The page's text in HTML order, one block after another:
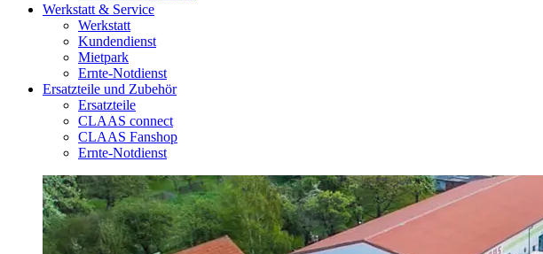
Werkstatt & Service
Werkstatt
Kundendienst
Mietpark
Ernte-Notdienst
Ersatzteile und Zubehör
Ersatzteile
CLAAS connect
CLAAS Fanshop
Ernte-Notdienst